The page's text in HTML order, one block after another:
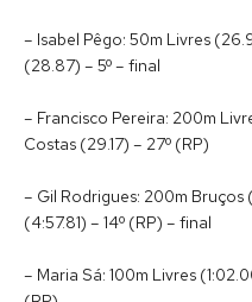
– Isabel Pêgo: 50m Livres
(28.87) – 5º – final
– Francisco Pereira: 200m
Costas (29.17) – 27º (RP)
– Gil Rodrigues: 200m Bruços
(4:57.81) – 14º (RP) – final
– Maria Sá: 100m Livres